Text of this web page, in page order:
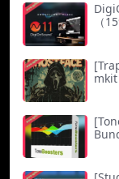
（
mkit